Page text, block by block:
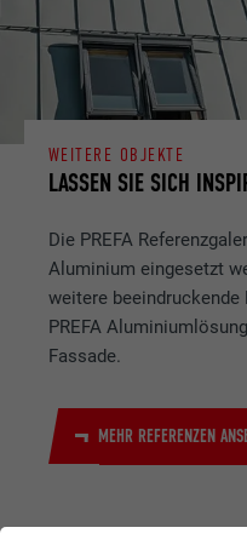
LASSEN SIE SICH
WEITERE OBJEKTE
Die PREFA
Aluminium eingesetzt
weitere
PREFA
Fassade.
MEHR REFERENZEN